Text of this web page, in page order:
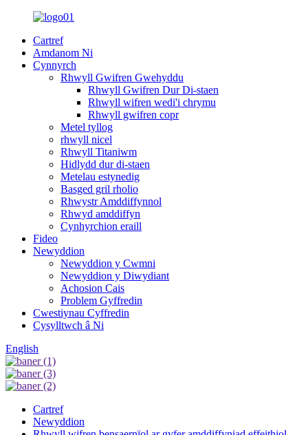
Cartref
Amdanom Ni
Cynnyrch
Rhwyll Gwifren Gwehyddu
Rhwyll Gwifren Dur Di-staen
Rhwyll wifren wedi'i chrymu
Rhwyll gwifren copr
Metel tyllog
rhwyll nicel
Rhwyll Titaniwm
Hidlydd dur di-staen
Metelau estynedig
Basged gril rholio
Rhwystr Amddiffynnol
Rhwyd amddiffyn
Cynhyrchion eraill
Fideo
Newyddion
Newyddion y Cwmni
Newyddion y Diwydiant
Achosion Cais
Problem Gyffredin
Cwestiynau Cyffredin
Cysylltwch â Ni
English
Cartref
Newyddion